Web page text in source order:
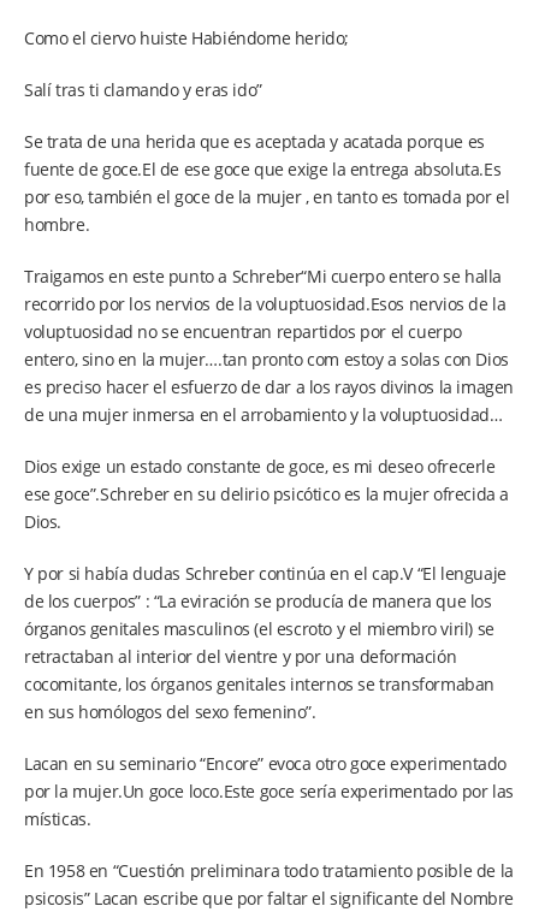
Como el ciervo huiste Habiéndome herido;
Salí tras ti clamando y eras ido”
Se trata de una herida que es aceptada y acatada porque es
fuente de goce.El de ese goce que exige la entrega absoluta.Es
por eso, también el goce de la mujer , en tanto es tomada por el
hombre.
Traigamos en este punto a Schreber“Mi cuerpo entero se halla
recorrido por los nervios de la voluptuosidad.Esos nervios de la
voluptuosidad no se encuentran repartidos por el cuerpo
entero, sino en la mujer….tan pronto com estoy a solas con Dios
es preciso hacer el esfuerzo de dar a los rayos divinos la imagen
de una mujer inmersa en el arrobamiento y la voluptuosidad…
Dios exige un estado constante de goce, es mi deseo ofrecerle
ese goce”.Schreber en su delirio psicótico es la mujer ofrecida a
Dios.
Y por si había dudas Schreber continúa en el cap.V “El lenguaje
de los cuerpos” : “La eviración se producía de manera que los
órganos genitales masculinos (el escroto y el miembro viril) se
retractaban al interior del vientre y por una deformación
cocomitante, los órganos genitales internos se transformaban
en sus homólogos del sexo femenino”.
Lacan en su seminario “Encore” evoca otro goce experimentado
por la mujer.Un goce loco.Este goce sería experimentado por las
místicas.
En 1958 en “Cuestión preliminara todo tratamiento posible de la
psicosis” Lacan escribe que por faltar el significante del Nombre